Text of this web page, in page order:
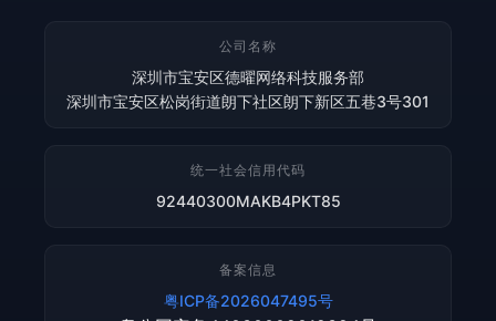
公司名称
深圳市宝安区德曜网络科技服务部
深圳市宝安区松岗街道朗下社区朗下新区五巷3号301
统一社会信用代码
92440300MAKB4PKT85
备案信息
粤ICP备2026047495号